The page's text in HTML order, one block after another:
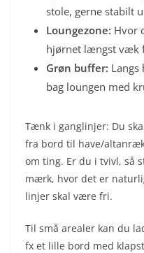
stole, gerne stabilt
Loungezone: Hvor
hjørnet længst væk
Grøn buffer:
bag loungen med
Tænk i ganglinjer: Du
fra bord til have/
om ting. Er du i tvivl, så
mærk, hvor det er
linjer skal være fri.
Til små arealer kan du
fx et lille bord med